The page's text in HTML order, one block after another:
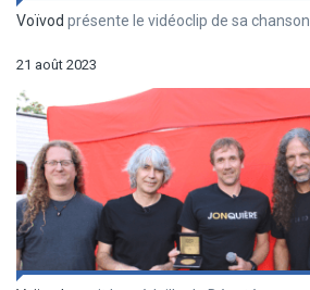
Voïvod présente le vidéoclip de sa chanson
21 août 2023